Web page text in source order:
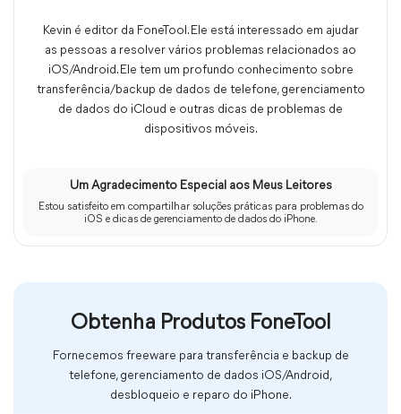
Kevin é editor da FoneTool. Ele está interessado em ajudar
as pessoas a resolver vários problemas relacionados ao
iOS/Android. Ele tem um profundo conhecimento sobre
transferência/backup de dados de telefone, gerenciamento
de dados do iCloud e outras dicas de problemas de
dispositivos móveis.
Um Agradecimento Especial aos Meus Leitores
Estou satisfeito em compartilhar soluções práticas para problemas do
iOS e dicas de gerenciamento de dados do iPhone.
Obtenha Produtos FoneTool
Fornecemos freeware para transferência e backup de
telefone, gerenciamento de dados iOS/Android,
desbloqueio e reparo do iPhone.